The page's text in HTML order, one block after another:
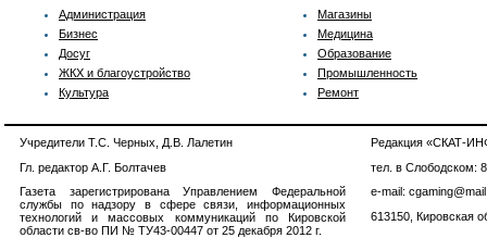
Администрация
Бизнес
Досуг
ЖКХ и благоустройство
Культура
Магазины
Медицина
Образование
Промышленность
Ремонт
Учредители Т.С. Черных, Д.В. Лалетин
Гл. редактор А.Г. Болтачев
Газета зарегистрирована Управлением Федеральной
службы по надзору в сфере связи, информационных
технологий и массовых коммуникаций по Кировской
области св-во ПИ № ТУ43-00447 от 25 декабря 2012 г.
Редакция «СКАТ-
тел. в Слободском:
e-mail:
613150, Кировская